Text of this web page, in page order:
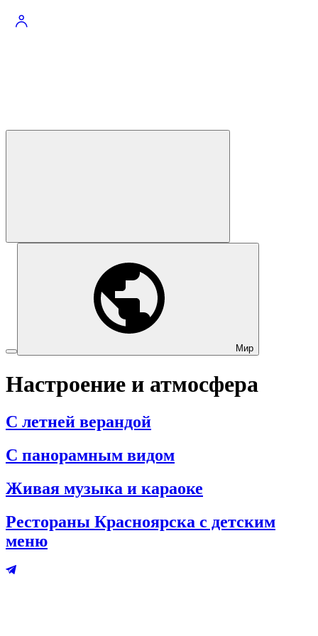
Мир
Настроение и атмосфера
С летней верандой
С панорамным видом
Живая музыка и караоке
Рестораны Красноярска с детским
меню